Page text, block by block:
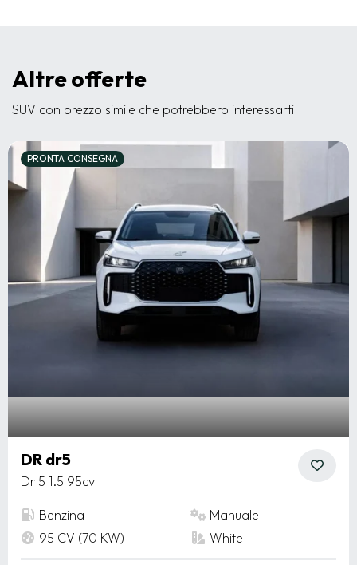
Altre offerte
SUV con prezzo simile che potrebbero interessarti
PRONTA CONSEGNA
DR dr5
Dr 5 1.5 95cv
Benzina
Manuale
95 CV (70 KW)
White